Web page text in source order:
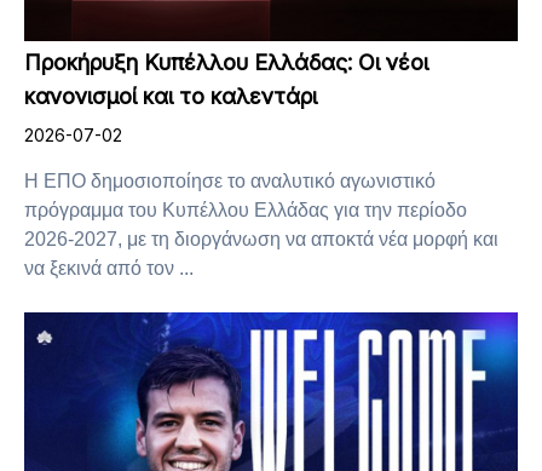
Προκήρυξη Κυπέλλου Ελλάδας: Οι νέοι
κανονισμοί και το καλεντάρι
2026-07-02
Η ΕΠΟ δημοσιοποίησε το αναλυτικό αγωνιστικό
πρόγραμμα του Κυπέλλου Ελλάδας για την περίοδο
2026-2027, με τη διοργάνωση να αποκτά νέα μορφή και
να ξεκινά από τον ...